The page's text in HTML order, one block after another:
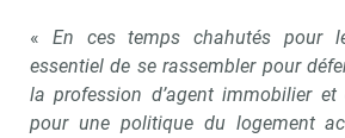
« En ces temps chahutés pour
essentiel de se rassembler pour
la profession d’agent immobilier
pour une politique du logement